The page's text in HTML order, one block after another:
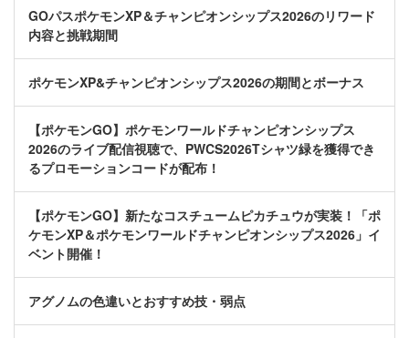
GOパスポケモンXP＆チャンピオンシップス2026のリワード
内容と挑戦期間
ポケモンXP&チャンピオンシップス2026の期間とボーナス
【ポケモンGO】ポケモンワールドチャンピオンシップス
2026のライブ配信視聴で、PWCS2026Tシャツ緑を獲得でき
るプロモーションコードが配布！
【ポケモンGO】新たなコスチュームピカチュウが実装！「ポ
ケモンXP＆ポケモンワールドチャンピオンシップス2026」イ
ベント開催！
アグノムの色違いとおすすめ技・弱点